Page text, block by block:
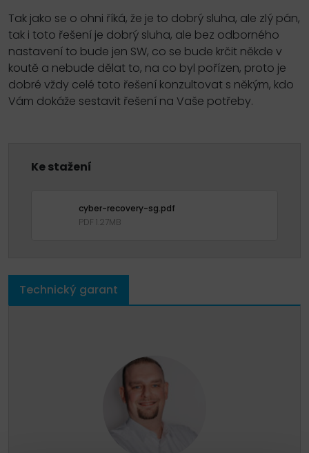
Tak jako se o ohni říká, že je to dobrý sluha, ale zlý pán,
tak i toto řešení je dobrý sluha, ale bez odborného
nastavení to bude jen SW, co se bude krčit někde v
koutě a nebude dělat to, na co byl pořízen, proto je
dobré vždy celé toto řešení konzultovat s někým, kdo
Vám dokáže sestavit řešení na Vaše potřeby.
Ke stažení
cyber-recovery-sg.pdf
PDF 1.27MB
Technický garant